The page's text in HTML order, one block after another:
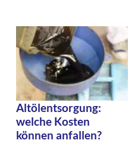
Altölentsorgung:
welche Kosten
können anfallen?